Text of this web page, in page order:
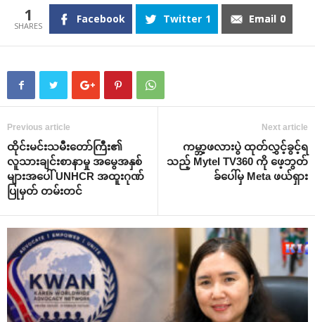
1 Facebook Twitter 1 Email 0
Previous article
ထိုင်းမင်းသမီးတော်ကြီး၏
လူသားချင်းစာနာမှု အမွေအနှစ်
များအပေါ် UNHCR အထူးဂုဏ်
ပြုမှတ် တမ်းတင်
Next article
ကမ္ဘာ့ဖလားပွဲ ထုတ်လွှင့်ခွင့်ရ
သည့် Mytel TV360 ကို ဖေ့ဘွတ်
ခ်ပေါ်မှ Meta ဖယ်ရှား